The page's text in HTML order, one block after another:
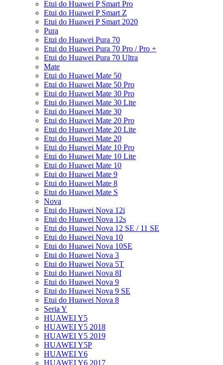
Etui do Huawei P Smart Pro
Etui do Huawei P Smart Z
Etui do Huawei P Smart 2020
Pura
Etui do Huawei Pura 70
Etui do Huawei Pura 70 Pro / Pro +
Etui do Huawei Pura 70 Ultra
Mate
Etui do Huawei Mate 50
Etui do Huawei Mate 50 Pro
Etui do Huawei Mate 30 Pro
Etui do Huawei Mate 30 Lite
Etui do Huawei Mate 30
Etui do Huawei Mate 20 Pro
Etui do Huawei Mate 20 Lite
Etui do Huawei Mate 20
Etui do Huawei Mate 10 Pro
Etui do Huawei Mate 10 Lite
Etui do Huawei Mate 10
Etui do Huawei Mate 9
Etui do Huawei Mate 8
Etui do Huawei Mate S
Nova
Etui do Huawei Nova 12i
Etui do Huawei Nova 12s
Etui do Huawei Nova 12 SE / 11 SE
Etui do Huawei Nova 10
Etui do Huawei Nova 10SE
Etui do Huawei Nova 3
Etui do Huawei Nova 5T
Etui do Huawei Nova 8I
Etui do Huawei Nova 9
Etui do Huawei Nova 9 SE
Etui do Huawei Nova 8
Seria Y
HUAWEI Y5
HUAWEI Y5 2018
HUAWEI Y5 2019
HUAWEI Y5P
HUAWEI Y6
HUAWEI Y6 2017